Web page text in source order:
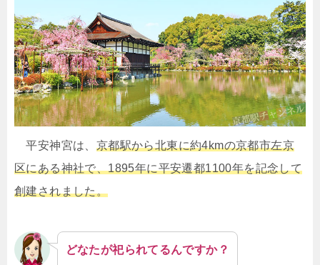
平安神宮は、 京都駅から北東に約4kmの京都市左京
区にある神社で、1895年に平安遷都1100年を記念して
創建されました。
どなたが祀られてるんですか？